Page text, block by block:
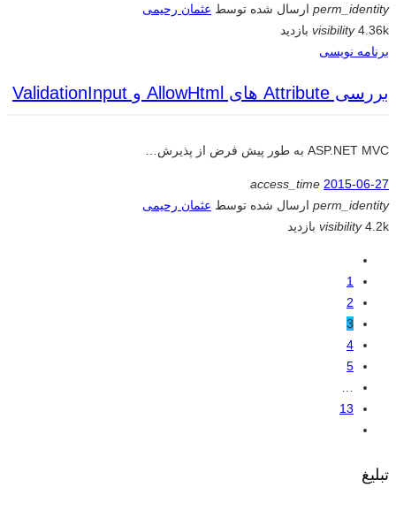
perm_identity ارسال شده توسط عثمان رحیمی
visibility4.36k بازدید
برنامه نویسی
بررسی Attribute های AllowHtml و ValidationInput
ASP.NET MVC به طور پیش فرض از پذیرش…
access_time 2015-06-27
perm_identity ارسال شده توسط عثمان رحیمی
visibility4.2k بازدید
1
2
3
4
5
13
تبلیغ